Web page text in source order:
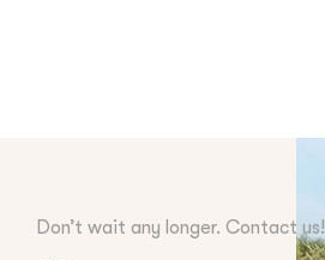
Don’t wait any longer. Contact us!